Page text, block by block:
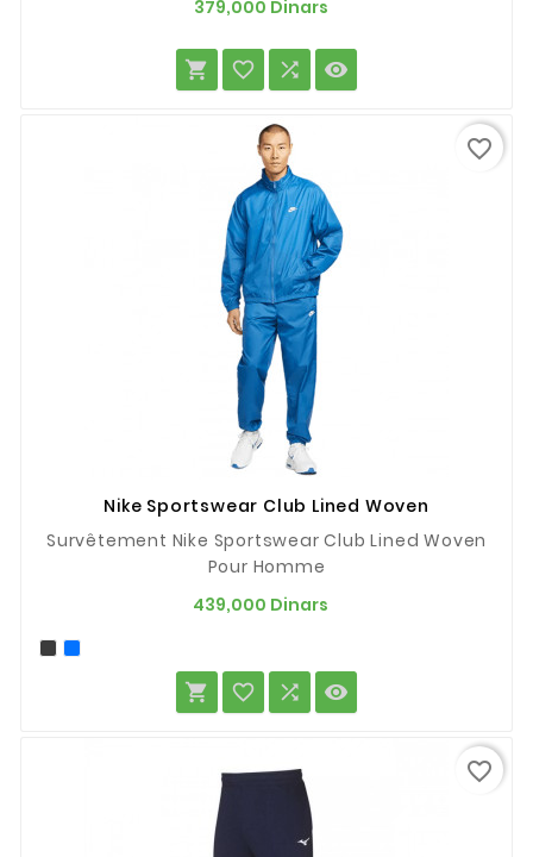
379,000 Dinars
   
Nike Sportswear Club Lined Woven
Survêtement Nike Sportswear Club Lined Woven
Pour Homme
439,000 Dinars
   
favorite_border
favorite_border